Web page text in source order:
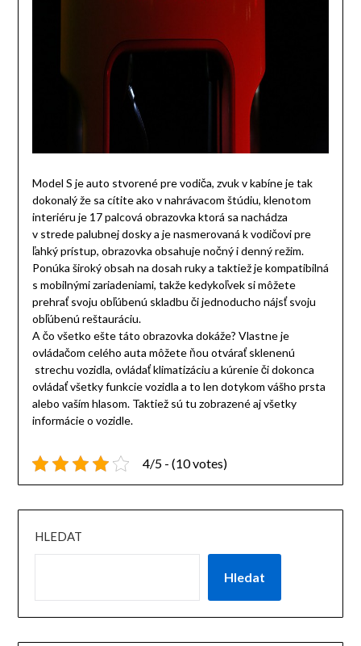
Model S je auto stvorené pre vodiča, zvuk v kabíne je tak
dokonalý že sa cítite ako v nahrávacom štúdiu, klenotom
interiéru je 17 palcová obrazovka ktorá sa nachádza
v strede palubnej dosky a je nasmerovaná k vodičovi pre
ľahký prístup, obrazovka obsahuje nočný i denný režim.
Ponúka široký obsah na dosah ruky a taktiež je kompatibilná
s mobilnými zariadeniami, takže kedykoľvek si môžete
prehrať svoju obľúbenú skladbu či jednoducho nájsť svoju
obľúbenú reštauráciu.
A čo všetko ešte táto obrazovka dokáže? Vlastne je
ovládačom celého auta môžete ňou otvárať sklenenú
strechu vozidla, ovládať klimatizáciu a kúrenie či dokonca
ovládať všetky funkcie vozidla a to len dotykom vášho prsta
alebo vaším hlasom. Taktiež sú tu zobrazené aj všetky
informácie o vozidle.
4/5 - (10 votes)
HLEDAT
Hledat